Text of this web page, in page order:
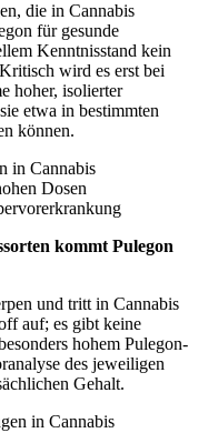
die in Cannabis
für gesunde
Kenntnisstand kein
wird es erst bei
hoher, isolierter
etwa in bestimmten
können.
in Cannabis
Dosen
kommt Pulegon
und tritt in Cannabis
auf; es gibt keine
hohem Pulegon-
des jeweiligen
Gehalt.
in Cannabis